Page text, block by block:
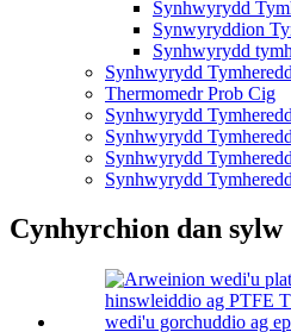
Synhwyrydd
Synwyryddion
Synhwyrydd
Synhwyrydd
Thermomedr Prob Cig
Synhwyrydd
Synhwyrydd
Synhwyrydd
Synhwyrydd
Cynhyrchion dan sylw